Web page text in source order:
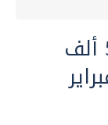
الصحة: تنفيذ أكثر من 534 ألف